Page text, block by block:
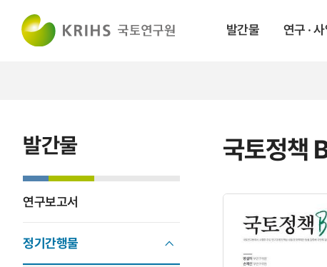
발간물 연구 ·
국토정책
발간물
연구보고서
정기간행물